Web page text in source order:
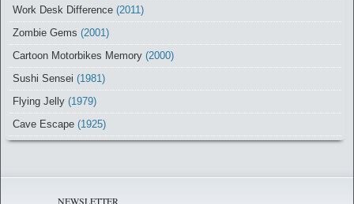
Work Desk Difference (2011)
Zombie Gems (2001)
Cartoon Motorbikes Memory (2000)
Sushi Sensei (1981)
Flying Jelly (1979)
Cave Escape (1925)
NEWSLETTER